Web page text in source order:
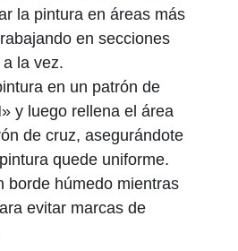
la pintura en áreas más
en secciones
la vez.
en un patrón de
y luego rellena el área
de cruz, asegurándote
quede uniforme.
borde húmedo mientras
evitar marcas de